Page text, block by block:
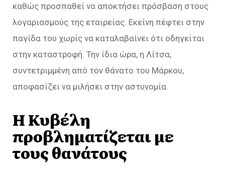
καθώς προσπαθεί να αποκτήσει πρόσβαση στους
λογαριασμούς της εταιρείας. Εκείνη πέφτει στην
παγίδα του χωρίς να καταλαβαίνει ότι οδηγείται
στην καταστροφή. Την ίδια ώρα, η Λίτσα,
συντετριμμένη από τον θάνατο του Μάρκου,
αποφασίζει να μιλήσει στην αστυνομία.
Η Κυβέλη
προβληματίζεται με
τους θανάτους